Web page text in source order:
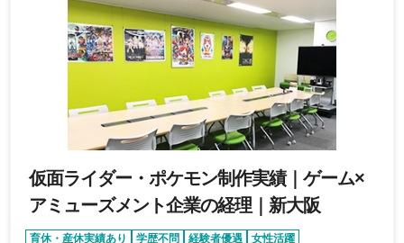
仮面ライダー・ポケモン制作実績｜ゲーム×
アミューズメント企業の経理｜新大阪
育休・産休実績あり 学歴不問 経験者優遇
女性活躍